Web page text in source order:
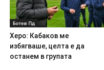
Ботев Пд
Херо: Кабаков ме
избягваше, целта е да
останем в групата